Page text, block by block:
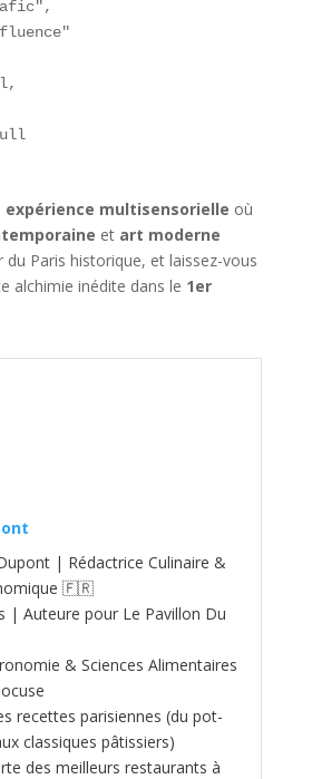
expérience multisensorielle où
et art moderne
Paris historique, et laissez-vous
alchimie inédite dans le 1er
| Rédactrice Culinaire &
🇫🇷
| Auteure pour Le Pavillon Du
& Sciences Alimentaires
recettes parisiennes (du pot-
classiques pâtissiers)
des meilleurs restaurants à